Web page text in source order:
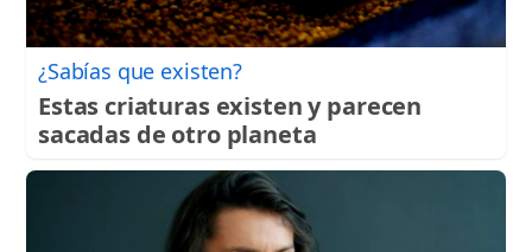
¿Sabías que existen?
Estas criaturas existen y parecen
sacadas de otro planeta